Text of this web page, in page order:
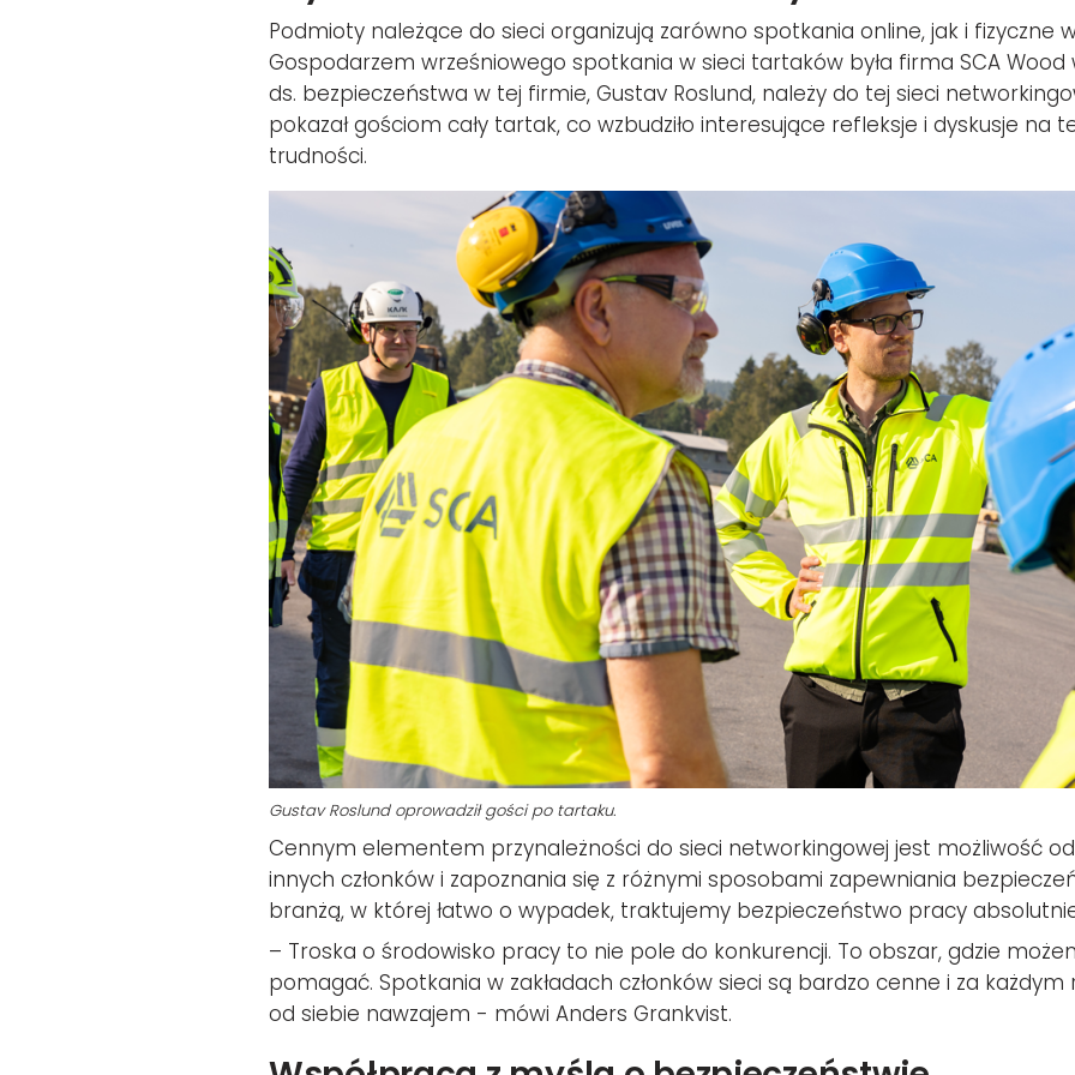
Podmioty należące do sieci organizują zarówno spotkania online, jak i fizyczne
Gospodarzem wrześniowego spotkania w sieci tartaków była firma SCA Wood
ds. bezpieczeństwa w tej firmie, Gustav Roslund, należy do tej sieci
pokazał gościom cały tartak, co wzbudziło interesujące refleksje i dyskusje na
trudności.
Gustav Roslund oprowadził gości po tartaku.
Cennym elementem przynależności do sieci networkingowej jest możliwość
innych członków i zapoznania się z różnymi sposobami zapewniania
branżą, w której łatwo o wypadek, traktujemy bezpieczeństwo pracy
­­– Troska o środowisko pracy to nie pole do konkurencji. To obszar, gdzie
pomagać. Spotkania w zakładach członków sieci są bardzo cenne i za
od siebie nawzajem - mówi Anders Grankvist.